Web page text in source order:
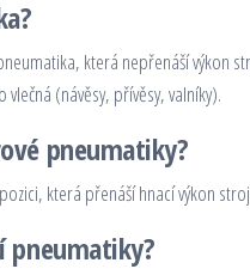
která nepřenáší výkon
(návěsy, přívěsy, valníky).
pneumatiky?
která přenáší hnací výkon
pneumatiky?